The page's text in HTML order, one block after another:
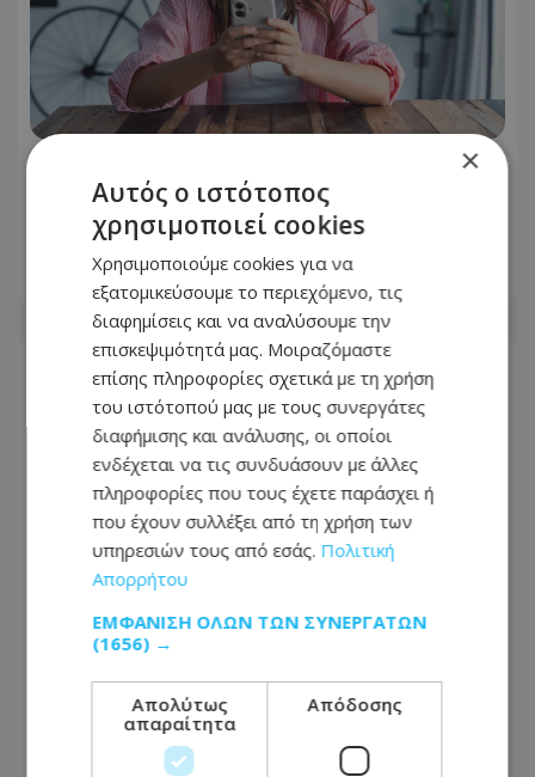
Πονάει ο αντίχειρας όταν κρατάτε το
κινητό; Το σύνδρομο του scrolling και
πώς θα το προλάβετε
04.08.2026 - 23:35
Άνοια: Πόσα βήματα την ημέρα
προστατεύουν τον εγκέφαλο –
Λιγότερα απ’ όσα φαντάζεστε
×
Αυτός ο ιστότοπος
χρησιμοποιεί cookies
Χρησιμοποιούμε cookies για να
εξατομικεύσουμε το περιεχόμενο, τις
διαφημίσεις και να αναλύσουμε την
επισκεψιμότητά μας. Μοιραζόμαστε
επίσης πληροφορίες σχετικά με τη χρήση
του ιστότοπού μας με τους συνεργάτες
διαφήμισης και ανάλυσης, οι οποίοι
ενδέχεται να τις συνδυάσουν με άλλες
πληροφορίες που τους έχετε παράσχει ή
που έχουν συλλέξει από τη χρήση των
υπηρεσιών τους από εσάς. Πολιτική
Απορρήτου
ΕΜΦΆΝΙΣΗ ΌΛΩΝ ΤΩΝ ΣΥΝΕΡΓΑΤΏΝ
(1656) →
Απολύτως
απαραίτητα
Απόδοσης